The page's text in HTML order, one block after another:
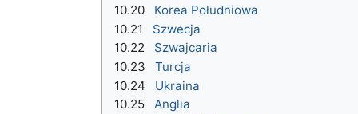
10.20
Korea Południowa
10.21
Szwecja
10.22
Szwajcaria
10.23
Turcja
10.24
Ukraina
10.25
Anglia